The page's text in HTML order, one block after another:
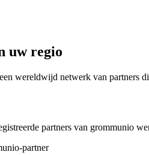
uw regio
wereldwijd netwerk van partners
partners van grommunio
partner